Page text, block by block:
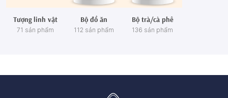
Tượng linh vật
71 sản phẩm
Bộ đồ ăn
112 sản phẩm
Bộ trà/cà phê
136 sản phẩm